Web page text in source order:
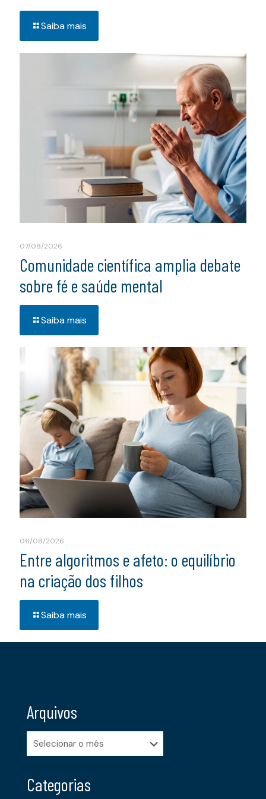
Saiba mais
07/08/2026
Comunidade científica amplia debate
sobre fé e saúde mental
Saiba mais
06/08/2026
Entre algoritmos e afeto: o equilíbrio
na criação dos filhos
Saiba mais
Arquivos
Arquivos
Categorias